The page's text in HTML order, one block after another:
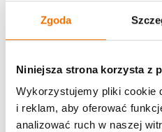
Zgoda
Niniejsza strona korzysta z
Wykorzystujemy pliki cookie
i reklam, aby oferować
analizować ruch w naszej